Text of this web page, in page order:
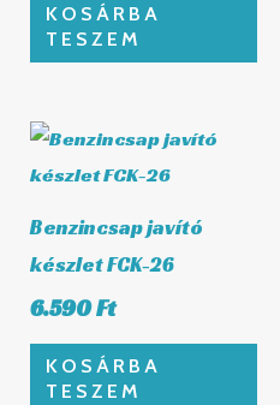
KOSÁRBA
TESZEM
Benzincsap javító
készlet FCK-26
6.590Ft
KOSÁRBA
TESZEM